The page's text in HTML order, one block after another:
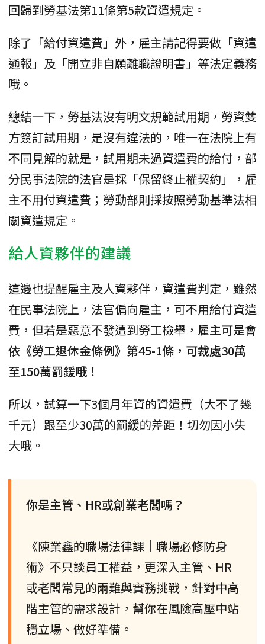
回歸到勞基法第11條第5款資遣規定。
除了「給付資遣費」外，雇主請記得要做「資遣
通報」及「開立非自願離職證明書」等法定義務
哦。
總結一下，勞基法沒有明文規範試用期，勞資雙
方簽訂試用期，是沒有違法的，唯一在法院上有
不同見解的就是，試用期未過資遣費的給付，部
分民事法院的法官是採「保留終止權契約」，雇
主不用付資遣費；勞動部則採按照勞動基準法相
關資遣規定。
給人資夥伴的建議
這邊也提醒雇主及人資夥伴，資遣費判定，雖然
在民事法院上，法官偏向雇主，可不用給付資遣
費，但若是惡意不發遭到勞工檢舉， 雇主可是會
依《勞工退休金條例》第45-1條，可裁處30萬
至150萬罰鍰哦 ！
所以，試算一下3個月年資的資遣費（大不了幾
千元）跟至少30萬的罰緩的差距！切勿因小失
大哦。
你是主管、HR或創業老闆嗎？
《陳業鑫的職場法律課｜職場必修防身
術》不只談員工權益，更深入主管、HR
或老闆常見的兩難與實務挑戰，針對中高
階主管的需求設計，幫你在風險高壓中站
穩立場、做好準備。